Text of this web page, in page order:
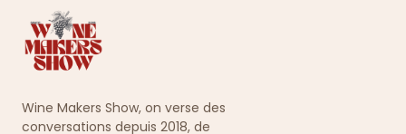
Wine Makers Show, on verse des
conversations depuis 2018, de